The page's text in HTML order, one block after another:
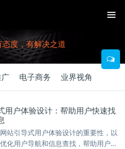
度，有解决之道
电子商务 业界视角
用户体验设计：帮助用户快速找
站引导式用户体验设计的重要性，以
化用户导航和信息查找，帮助用户快